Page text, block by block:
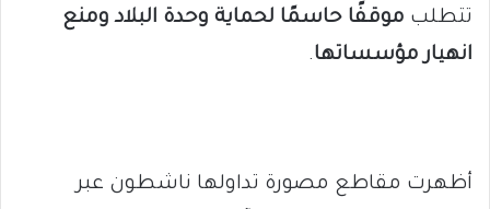
تتطلب موقفًا حاسمًا لحماية وحدة البلاد ومنع
انهيار مؤسساتها.
أظهرت مقاطع مصورة تداولها ناشطون عبر